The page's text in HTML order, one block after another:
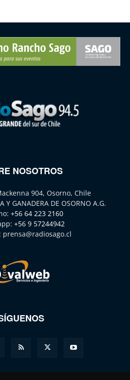
NOSOTROS
904, Osorno, Chile
Y GANADERA DE OSORNO A.G.
+56 64 223 2160
+56 9 57244942
prensa@radiosago.cl